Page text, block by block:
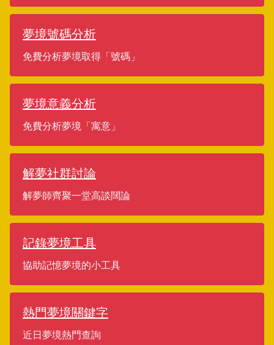
夢境號碼分析
免費分析夢境取得「號碼」
夢境意義分析
免費分析夢境「寓意」
解夢社群討論
解夢師齊聚一堂高談闊論
記錄夢境工具
協助記憶夢境的小工具
熱門夢境關鍵字
近日夢境熱門查詢